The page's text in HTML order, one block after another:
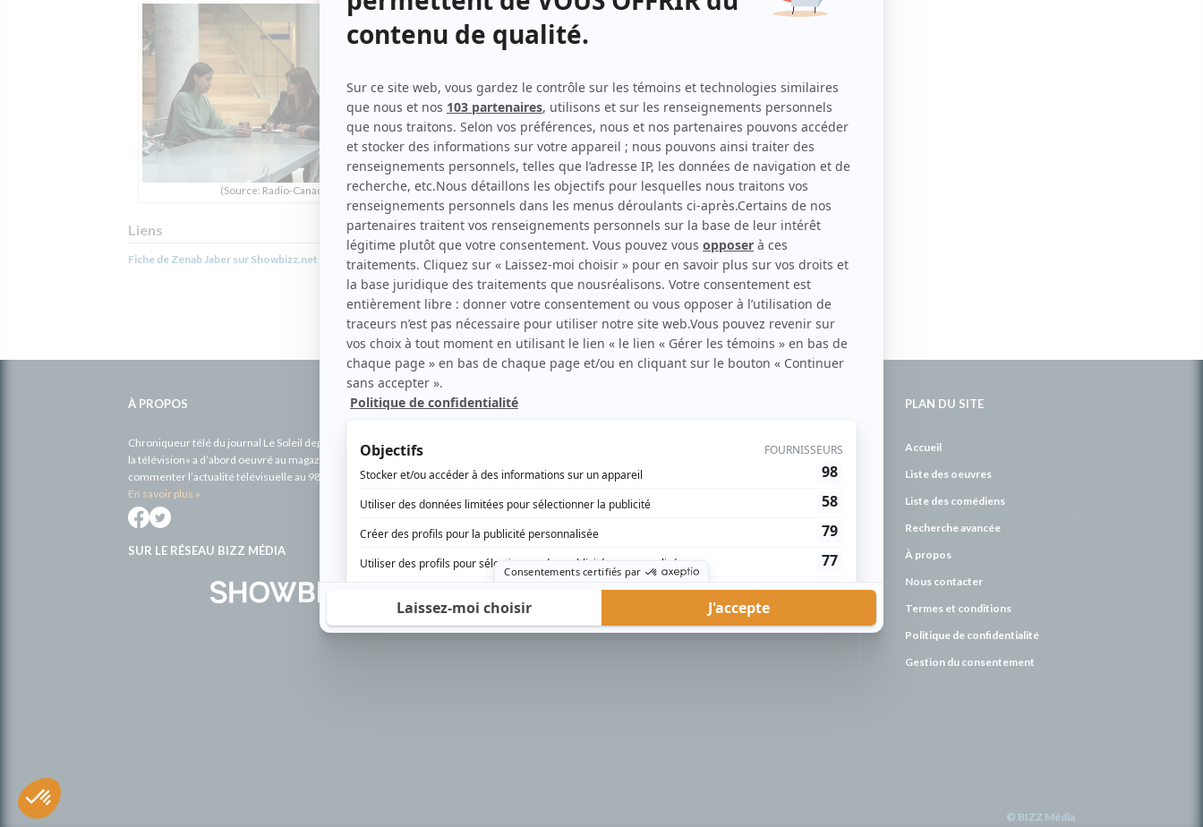
(Source: Radio-Canada)
Liens
Fiche de Zenab Jaber sur Showbizz.net
Personnages
Les Armes(Alex 2025-)
Toute la vie (Policière parents Sassan2021)
District 31(Hanna Mansouri2018)
À PROPOS
Chroniqueur télé du journal Le Soleil depuis 2001, Richard Therrien carbure à son petit écran. Celui qu’on surnomme parfois «l’encyclopédie de
la télévision» a d’abord oeuvré au magazine TV Hebdo de 1996 à 2001. Sa spécialité: la télé québécoise. On peut l’entendre régulièrement
commenter l’actualité télévisuelle au 98,5.
En savoir plus »
SUR LE RÉSEAU BIZZ MÉDIA
PLAN DU SITE
Accueil
Liste des oeuvres
Liste des comédiens
Recherche avancée
À propos
Nous contacter
Termes et conditions
Politique de confidentialité
Gestion du consentement
© BIZZ Média